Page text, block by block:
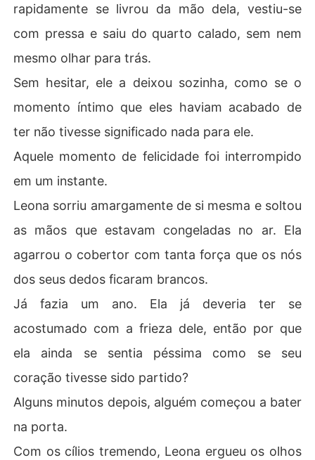
rapidamente se livrou da mão dela, vestiu-se
com pressa e saiu do quarto calado, sem nem
mesmo olhar para trás.
Sem hesitar, ele a deixou sozinha, como se o
momento íntimo que eles haviam acabado de
ter não tivesse significado nada para ele.
Aquele momento de felicidade foi interrompido
em um instante.
Leona sorriu amargamente de si mesma e soltou
as mãos que estavam congeladas no ar. Ela
agarrou o cobertor com tanta força que os nós
dos seus dedos ficaram brancos.
Já fazia um ano. Ela já deveria ter se
acostumado com a frieza dele, então por que
ela ainda se sentia péssima como se seu
coração tivesse sido partido?
Alguns minutos depois, alguém começou a bater
na porta.
Com os cílios tremendo, Leona ergueu os olhos